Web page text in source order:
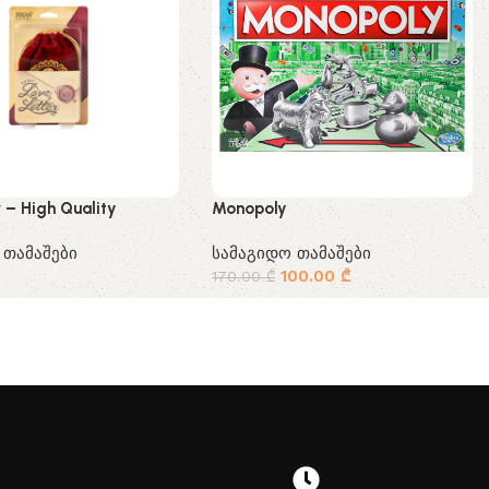
– High Quality Monopoly
სამაგიდო თამაშები
170.00₾ 100.00₾